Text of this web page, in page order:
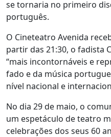
se tornaria no primeiro
português.
O Cineteatro Avenida
partir das 21:30, o fadista
“mais incontornáveis e
fado e da música
nível nacional e
No dia 29 de maio, o
um espetáculo de teatro
celebrações dos seus 60